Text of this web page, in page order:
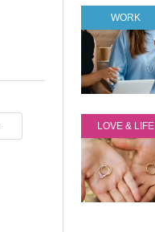
WORK
LOVE & LIFE